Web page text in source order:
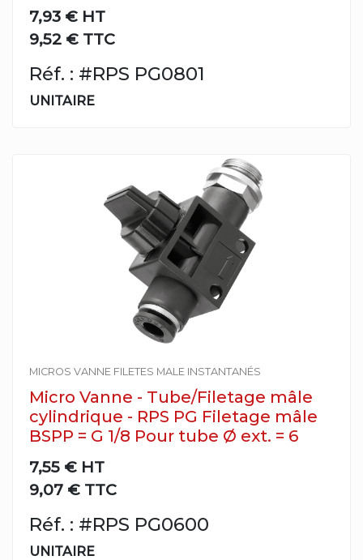
7,93 € HT
9,52 € TTC
Réf. : #RPS PG0801
UNITAIRE
MICROS VANNE FILETES MALE INSTANTANÉS
Micro Vanne - Tube/Filetage mâle
cylindrique - RPS PG Filetage mâle
BSPP = G 1/8 Pour tube Ø ext. = 6
7,55 € HT
9,07 € TTC
Réf. : #RPS PG0600
UNITAIRE